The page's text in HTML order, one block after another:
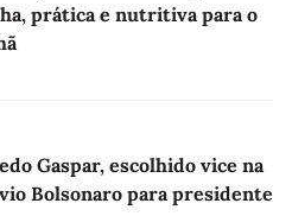
prática e nutritiva para o
Gaspar, escolhido vice na
Bolsonaro para presidente